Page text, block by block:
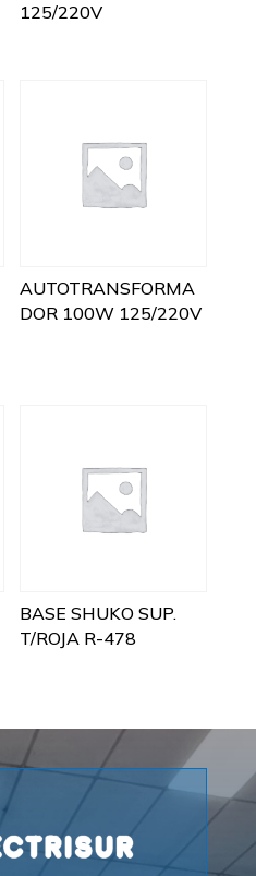
125/220V
AUTOTRANSFORMA
DOR 100W 125/220V
BASE SHUKO SUP.
T/ROJA R-478